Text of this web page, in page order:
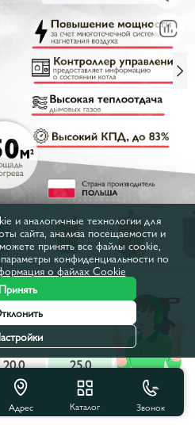
20,0 25,0
30,0
50,0
Адрес Каталог Звонок
и аналогичные технологии для
сайта, анализа посещаемости и
принять все файлы cookie,
конфиденциальности по
о файлах Cookie
Принять